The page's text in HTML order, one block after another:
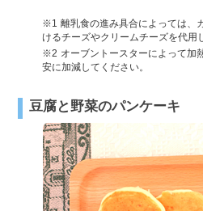
1 離乳食の進み具合によっては、
けるチーズやクリームチーズを代用
2 オーブントースターによって加
安に加減してください。
豆腐と野菜のパンケーキ